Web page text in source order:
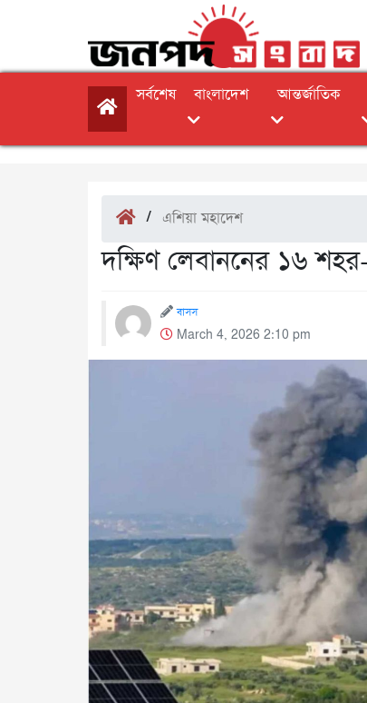
সর্বশেষ বাংলাদেশ আন্তর্জাতিক
/ এশিয়া মহাদেশ
দক্ষিণ লেবাননের ১৬
বাসস
March 4, 2026 2:10 pm